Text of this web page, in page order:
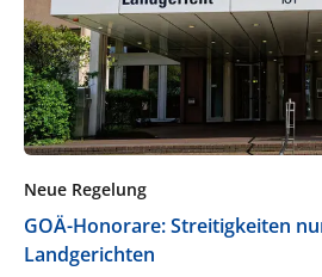
Neue Regelung
GOÄ-Honorare: Streitigkeiten
Landgerichten